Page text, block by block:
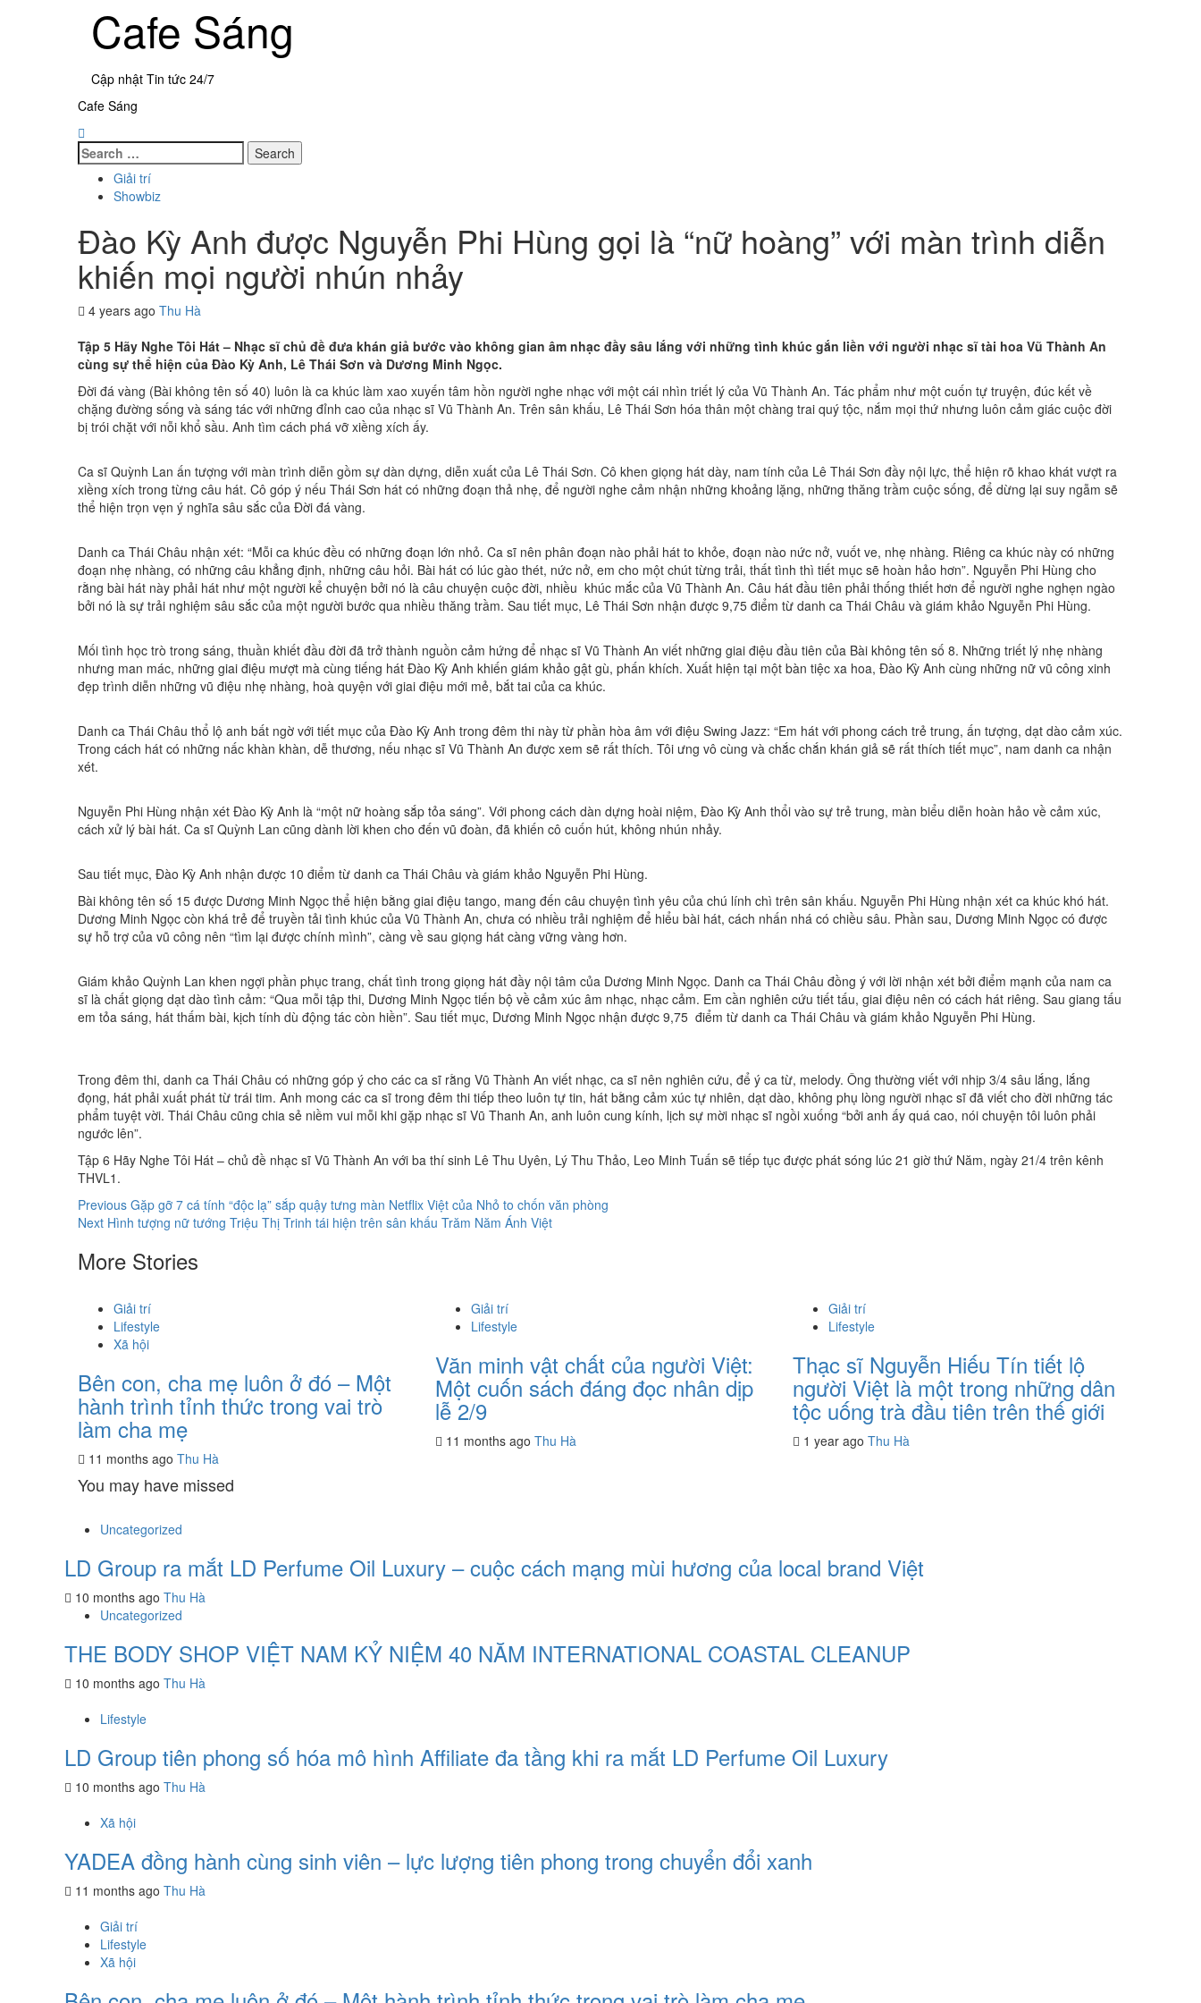
Cafe Sáng
Cập nhật Tin tức 24/7
Primary
Cafe Sáng
Search
for:
Giải trí
Showbiz
Đào Kỳ Anh được Nguyễn Phi Hùng gọi là “nữ hoàng” với màn trình diễn
khiến mọi người nhún nhảy
4 years ago Thu Hà
Tập 5 Hãy Nghe Tôi Hát – Nhạc sĩ chủ đề đưa khán giả bước vào không gian âm nhạc đầy sâu lắng với những tình khúc gắn liền với người nhạc sĩ tài hoa Vũ Thành An
cùng sự thể hiện của Đào Kỳ Anh, Lê Thái Sơn và Dương Minh Ngọc.
Đời đá vàng (Bài không tên số 40) luôn là ca khúc làm xao xuyến tâm hồn người nghe nhạc với một cái nhìn triết lý của Vũ Thành An. Tác phẩm như một cuốn tự truyện, đúc kết về
chặng đường sống và sáng tác với những đỉnh cao của nhạc sĩ Vũ Thành An. Trên sân khấu, Lê Thái Sơn hóa thân một chàng trai quý tộc, nắm mọi thứ nhưng luôn cảm giác cuộc đời
bị trói chặt với nỗi khổ sầu. Anh tìm cách phá vỡ xiềng xích ấy.
Ca sĩ Quỳnh Lan ấn tượng với màn trình diễn gồm sự dàn dựng, diễn xuất của Lê Thái Sơn. Cô khen giọng hát dày, nam tính của Lê Thái Sơn đầy nội lực, thể hiện rõ khao khát vượt ra
xiềng xích trong từng câu hát. Cô góp ý nếu Thái Sơn hát có những đoạn thả nhẹ, để người nghe cảm nhận những khoảng lặng, những thăng trầm cuộc sống, để dừng lại suy ngẫm sẽ
thể hiện trọn vẹn ý nghĩa sâu sắc của Đời đá vàng.
Danh ca Thái Châu nhận xét: “Mỗi ca khúc đều có những đoạn lớn nhỏ. Ca sĩ nên phân đoạn nào phải hát to khỏe, đoạn nào nức nở, vuốt ve, nhẹ nhàng. Riêng ca khúc này có những
đoạn nhẹ nhàng, có những câu khẳng định, những câu hỏi. Bài hát có lúc gào thét, nức nở, em cho một chút từng trải, thất tình thì tiết mục sẽ hoàn hảo hơn”. Nguyễn Phi Hùng cho
rằng bài hát này phải hát như một người kể chuyện bởi nó là câu chuyện cuộc đời, nhiều khúc mắc của Vũ Thành An. Câu hát đầu tiên phải thống thiết hơn để người nghe nghẹn ngào
bởi nó là sự trải nghiệm sâu sắc của một người bước qua nhiều thăng trầm. Sau tiết mục, Lê Thái Sơn nhận được 9,75 điểm từ danh ca Thái Châu và giám khảo Nguyễn Phi Hùng.
Mối tình học trò trong sáng, thuần khiết đầu đời đã trở thành nguồn cảm hứng để nhạc sĩ Vũ Thành An viết những giai điệu đầu tiên của Bài không tên số 8. Những triết lý nhẹ nhàng
nhưng man mác, những giai điệu mượt mà cùng tiếng hát Đào Kỳ Anh khiến giám khảo gật gù, phấn khích. Xuất hiện tại một bàn tiệc xa hoa, Đào Kỳ Anh cùng những nữ vũ công xinh
đẹp trình diễn những vũ điệu nhẹ nhàng, hoà quyện với giai điệu mới mẻ, bắt tai của ca khúc.
Danh ca Thái Châu thổ lộ anh bất ngờ với tiết mục của Đào Kỳ Anh trong đêm thi này từ phần hòa âm với điệu Swing Jazz: “Em hát với phong cách trẻ trung, ấn tượng, dạt dào cảm xúc.
Trong cách hát có những nấc khàn khàn, dễ thương, nếu nhạc sĩ Vũ Thành An được xem sẽ rất thích. Tôi ưng vô cùng và chắc chắn khán giả sẽ rất thích tiết mục”, nam danh ca nhận
xét.
Nguyễn Phi Hùng nhận xét Đào Kỳ Anh là “một nữ hoàng sắp tỏa sáng”. Với phong cách dàn dựng hoài niệm, Đào Kỳ Anh thổi vào sự trẻ trung, màn biểu diễn hoàn hảo về cảm xúc,
cách xử lý bài hát. Ca sĩ Quỳnh Lan cũng dành lời khen cho đến vũ đoàn, đã khiến cô cuốn hút, không nhún nhảy.
Sau tiết mục, Đào Kỳ Anh nhận được 10 điểm từ danh ca Thái Châu và giám khảo Nguyễn Phi Hùng.
Bài không tên số 15 được Dương Minh Ngọc thể hiện bằng giai điệu tango, mang đến câu chuyện tình yêu của chú lính chì trên sân khấu. Nguyễn Phi Hùng nhận xét ca khúc khó hát.
Dương Minh Ngọc còn khá trẻ để truyền tải tình khúc của Vũ Thành An, chưa có nhiều trải nghiệm để hiểu bài hát, cách nhấn nhá có chiều sâu. Phần sau, Dương Minh Ngọc có được
sự hỗ trợ của vũ công nên “tìm lại được chính mình”, càng về sau giọng hát càng vững vàng hơn.
Giám khảo Quỳnh Lan khen ngợi phần phục trang, chất tình trong giọng hát đầy nội tâm của Dương Minh Ngọc. Danh ca Thái Châu đồng ý với lời nhận xét bởi điểm mạnh của nam ca
sĩ là chất giọng dạt dào tình cảm: “Qua mỗi tập thi, Dương Minh Ngọc tiến bộ về cảm xúc âm nhạc, nhạc cảm. Em cần nghiên cứu tiết tấu, giai điệu nên có cách hát riêng. Sau giang tấu
em tỏa sáng, hát thấm bài, kịch tính dù động tác còn hiền”. Sau tiết mục, Dương Minh Ngọc nhận được 9,75 điểm từ danh ca Thái Châu và giám khảo Nguyễn Phi Hùng.
Trong đêm thi, danh ca Thái Châu có những góp ý cho các ca sĩ rằng Vũ Thành An viết nhạc, ca sĩ nên nghiên cứu, để ý ca từ, melody. Ông thường viết với nhịp 3/4 sâu lắng, lắng
đọng, hát phải xuất phát từ trái tim. Anh mong các ca sĩ trong đêm thi tiếp theo luôn tự tin, hát bằng cảm xúc tự nhiên, dạt dào, không phụ lòng người nhạc sĩ đã viết cho đời những tác
phẩm tuyệt vời. Thái Châu cũng chia sẻ niềm vui mỗi khi gặp nhạc sĩ Vũ Thanh An, anh luôn cung kính, lịch sự mời nhạc sĩ ngồi xuống “bởi anh ấy quá cao, nói chuyện tôi luôn phải
ngước lên”.
Tập 6 Hãy Nghe Tôi Hát – chủ đề nhạc sĩ Vũ Thành An với ba thí sinh Lê Thu Uyên, Lý Thu Thảo, Leo Minh Tuấn sẽ tiếp tục được phát sóng lúc 21 giờ thứ Năm, ngày 21/4 trên kênh
THVL1.
Continue
Reading
Previous Gặp gỡ 7 cá tính “độc lạ” sắp quậy tưng màn Netflix Việt của Nhỏ to chốn văn phòng
Next Hình tượng nữ tướng Triệu Thị Trinh tái hiện trên sân khấu Trăm Năm Ánh Việt
More Stories
Giải trí
Lifestyle
Xã hội
Bên con, cha mẹ luôn ở đó – Một
hành trình tỉnh thức trong vai trò
làm cha mẹ
11 months ago Thu Hà
Giải trí
Lifestyle
Văn minh vật chất của người Việt:
Một cuốn sách đáng đọc nhân dịp
lễ 2/9
11 months ago Thu Hà
Giải trí
Lifestyle
Thạc sĩ Nguyễn Hiếu Tín tiết lộ
người Việt là một trong những dân
tộc uống trà đầu tiên trên thế giới
1 year ago Thu Hà
You may have missed
Uncategorized
LD Group ra mắt LD Perfume Oil Luxury – cuộc cách mạng mùi hương của local brand Việt
10 months ago Thu Hà
Uncategorized
THE BODY SHOP VIỆT NAM KỶ NIỆM 40 NĂM INTERNATIONAL COASTAL CLEANUP
10 months ago Thu Hà
Lifestyle
LD Group tiên phong số hóa mô hình Affiliate đa tầng khi ra mắt LD Perfume Oil Luxury
10 months ago Thu Hà
Xã hội
YADEA đồng hành cùng sinh viên – lực lượng tiên phong trong chuyển đổi xanh
11 months ago Thu Hà
Giải trí
Lifestyle
Xã hội